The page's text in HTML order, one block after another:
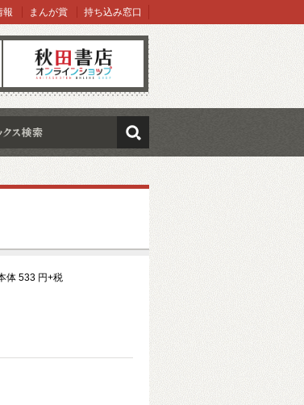
オンラインショップ
報 まんが賞 持ち込み窓口
検索
体 533 円+税